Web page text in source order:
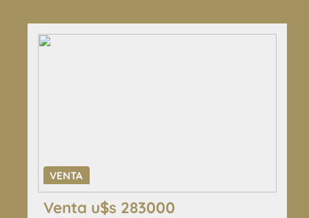
VENTA
Venta u$s 283000